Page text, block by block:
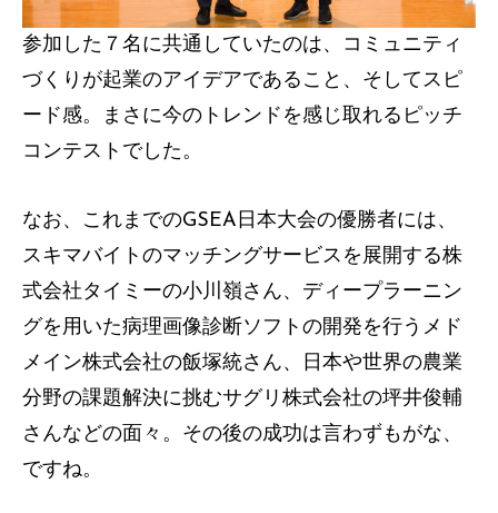
参加した７名に共通していたのは、コミュニティ
づくりが起業のアイデアであること、そしてスピ
ード感。まさに今のトレンドを感じ取れるピッチ
コンテストでした。
なお、これまでのGSEA日本大会の優勝者には、
スキマバイトのマッチングサービスを展開する株
式会社タイミーの小川嶺さん、ディープラーニン
グを用いた病理画像診断ソフトの開発を行うメド
メイン株式会社の飯塚統さん、日本や世界の農業
分野の課題解決に挑むサグリ株式会社の坪井俊輔
さんなどの面々。その後の成功は言わずもがな、
ですね。